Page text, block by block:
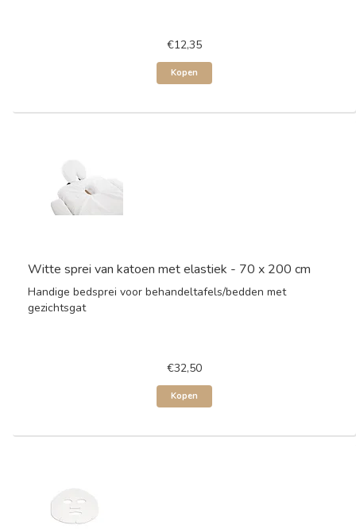
€12,35
Kopen
Witte sprei van katoen met elastiek - 70 x 200 cm
Handige bedsprei voor behandeltafels/bedden met
gezichtsgat
€32,50
Kopen